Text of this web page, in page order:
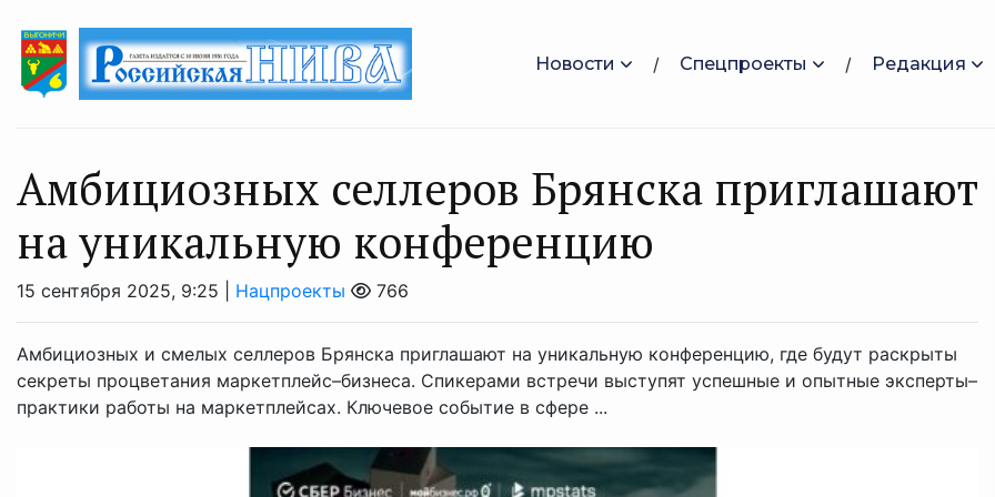
Новости Спецпроекты Редакция
Амбициозных селлеров Брянска приглашают
на уникальную конференцию
15 сентября 2025, 9:25 | Нацпроекты 766
Амбициозных и смелых селлеров Брянска приглашают на уникальную конференцию, где будут раскрыты
секреты процветания маркетплейс–бизнеса. Спикерами встречи выступят успешные и опытные эксперты–
практики работы на маркетплейсах. Ключевое событие в сфере ...